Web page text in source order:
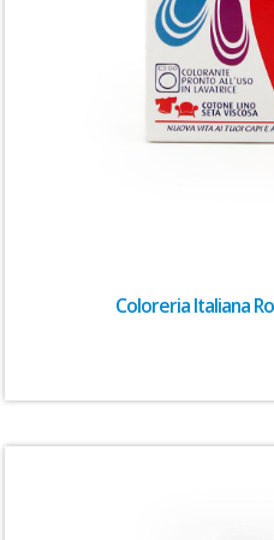
Coloreria Italiana